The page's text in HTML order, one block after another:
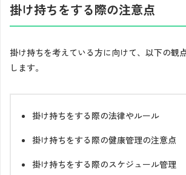
掛け持ちをする際の注意点
掛け持ちを考えている方に向けて、以下の観
します。
掛け持ちをする際の法律やルール
掛け持ちをする際の健康管理の注意点
掛け持ちをする際のスケジュール管理